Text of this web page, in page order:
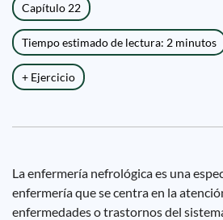
Capítulo 22
Tiempo estimado de lectura: 2 minutos
+ Ejercicio
La enfermería nefrológica es una
enfermería que se centra en la
enfermedades o trastornos del